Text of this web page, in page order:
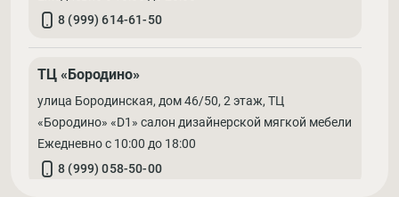
8 (999) 614-61-50
ТЦ «Бородино»
улица Бородинская, дом 46/50, 2 этаж, ТЦ
«Бородино» «D1» салон дизайнерской мягкой мебели
Ежедневно с 10:00 до 18:00
8 (999) 058-50-00